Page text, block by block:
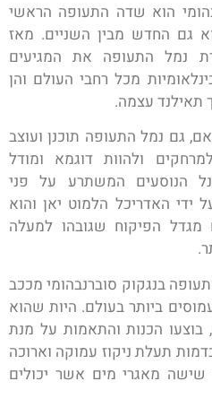
הוא שדה התעופה הראשי
גם החדש מבין השניים. מאז
2006, משרת נמל התעופה את המגיעים
מכל רחבי העולם והן
תאילנד עצמה.
גם נמל התעופה תוכנן ועוצב
ולהוות דוגמא ומודל
הנוסעים המשתרע על פני
תוכנן על ידי האדריכל הלמוט יאן והוא
מגדל הפיקוח שגובהו למעלה
בנגקוק סוברנבהומי מככב
העמוסים ביותר בעולם. היות שהוא
הכנות והתאמות על מנת
תעלת ניקוז עמוקה וארוכה
מאגרי מים אשר יכולים